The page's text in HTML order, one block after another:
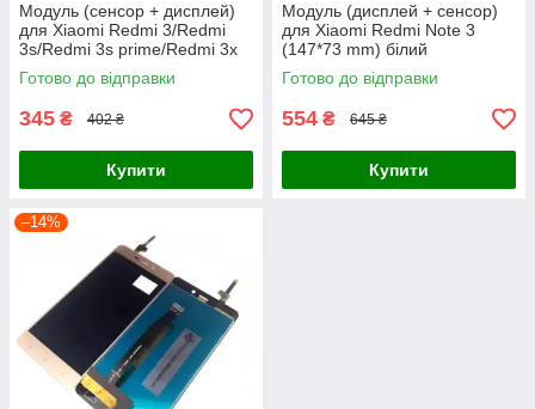
Модуль (сенсор + дисплей)
для Xiaomi Redmi 3/Redmi
3s/Redmi 3s prime/Redmi 3x
білий
Готово до відправки
345 ₴ 402 ₴
Купити
Модуль (дисплей + сенсор)
для Xiaomi Redmi Note 3
(147*73 mm) білий
Готово до відправки
554 ₴ 645 ₴
Купити
–14%